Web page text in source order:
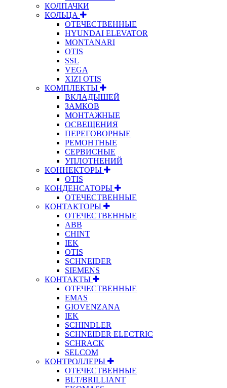
КОЛПАЧКИ
КОЛЬЦА
ОТЕЧЕСТВЕННЫЕ
HYUNDAI ELEVATOR
MONTANARI
OTIS
SSL
VEGA
XIZI OTIS
КОМПЛЕКТЫ
ВКЛАДЫШЕЙ
ЗАМКОВ
МОНТАЖНЫЕ
ОСВЕЩЕНИЯ
ПЕРЕГОВОРНЫЕ
РЕМОНТНЫЕ
СЕРВИСНЫЕ
УПЛОТНЕНИЙ
КОННЕКТОРЫ
OTIS
КОНДЕНСАТОРЫ
ОТЕЧЕСТВЕННЫЕ
КОНТАКТОРЫ
ОТЕЧЕСТВЕННЫЕ
ABB
CHINT
IEK
OTIS
SCHNEIDER
SIEMENS
КОНТАКТЫ
ОТЕЧЕСТВЕННЫЕ
EMAS
GIOVENZANA
IEK
SCHINDLER
SCHNEIDER ELECTRIC
SCHRACK
SELCOM
КОНТРОЛЛЕРЫ
ОТЕЧЕСТВЕННЫЕ
BLT/BRILLIANT